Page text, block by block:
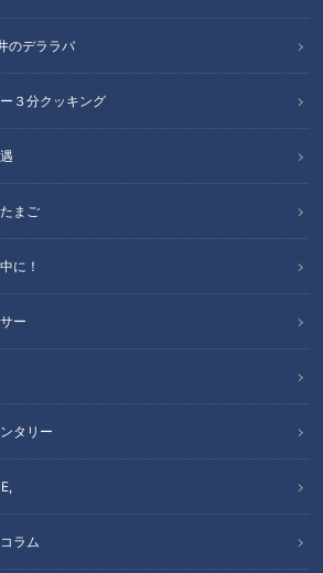
のデララバ
３分クッキング
まご
に！
ー
タリー
ラム
YouTube企画
るんで訪問していたから、仕方ない。
会(借)です！いつものメンバー、柳沢ア
ナ、永岡アナで最近あった事を振り返っ
い出いっぱいのSBSコラボの話をメイン
ケの裏ではいろんなことが起きていまし
りの振り返りや、次のコラボはどこと？
きます！
メント＆グッドボタンもよろしくお願い